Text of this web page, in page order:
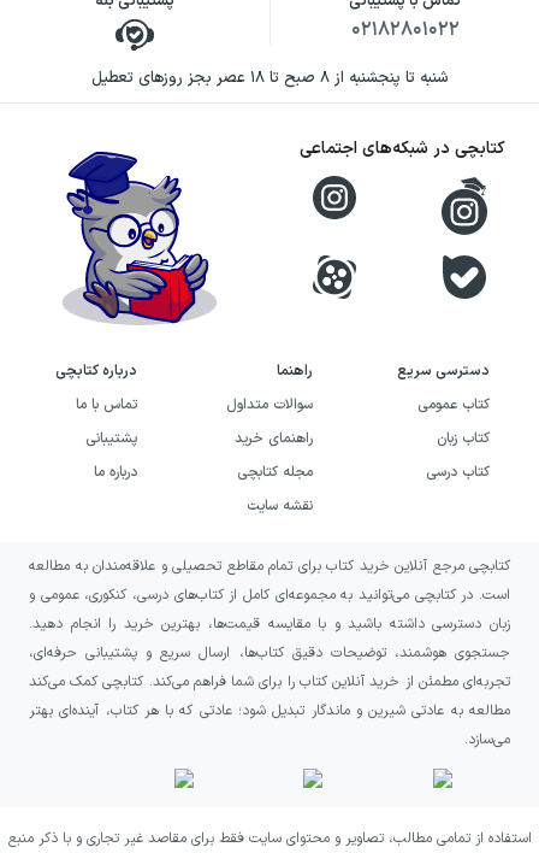
۰۲۱۸۲۸۰۱۰۲۲
شنبه تا پنجشنبه از ۸ صبح تا ۱۸ عصر بجز روزهای تعطیل
دسترسی سریع
کتاب عمومی
کتاب زبان
کتاب درسی
راهنما
سوالات متداول
راهنمای خرید
مجله کتابچی
نقشه سایت
درباره کتابچی
تماس با ما
پشتیبانی
درباره ما
کتابچی در شبکه‌های اجتماعی
کتابچی مرجع آنلاین خرید کتاب برای تمام مقاطع تحصیلی و علاقه‌مندان به مطالعه
است. در کتابچی می‌توانید به مجموعه‌ای کامل از کتاب‌های درسی، کنکوری، عمومی و
زبان دسترسی داشته باشید و با مقایسه قیمت‌ها، بهترین خرید را انجام دهید.
جستجوی هوشمند، توضیحات دقیق کتاب‌ها، ارسال سریع و پشتیبانی حرفه‌ای،
تجربه‌ای مطمئن از خرید آنلاین کتاب را برای شما فراهم می‌کند. کتابچی کمک می‌کند
مطالعه به عادتی شیرین و ماندگار تبدیل شود؛ عادتی که با هر کتاب، آینده‌ای بهتر
می‌سازد.
استفاده از تمامی مطالب، تصاویر و محتوای سایت فقط برای مقاصد غیر تجاری و با ذکر منبع